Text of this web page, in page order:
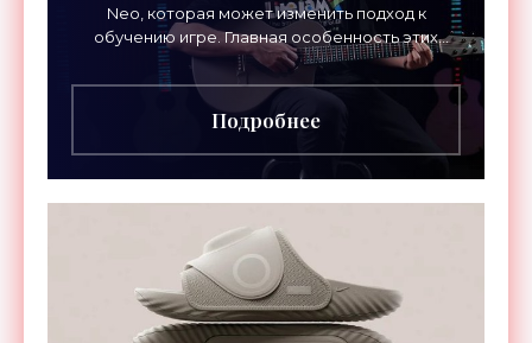
Neo, которая может изменить подход к
обучению игре. Главная особенность этих
инструментов – встроенная RGB-подсветка
грифа. Светодиоды
Подробнее